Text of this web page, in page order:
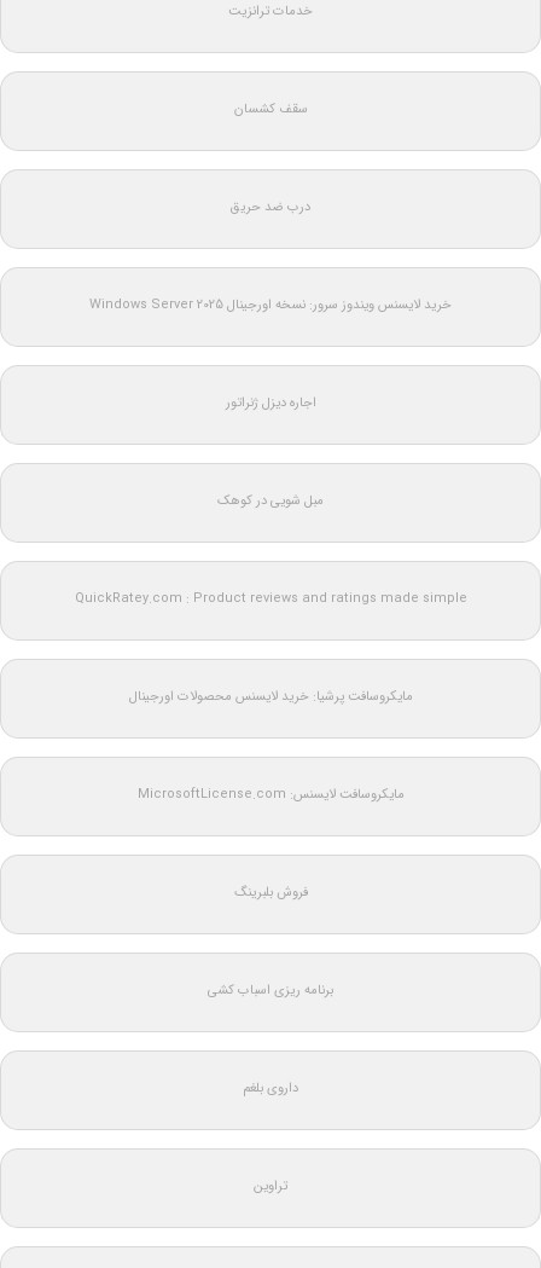
خدمات ترانزیت
سقف کشسان
درب ضد حریق
خرید لایسنس ویندوز سرور: نسخه اورجینال Windows Server 2025
اجاره دیزل ژنراتور
مبل شویی در کوهک
QuickRatey.com : Product reviews and ratings made simple
مایکروسافت پرشیا: خرید لایسنس محصولات اورجینال
مایکروسافت لایسنس: MicrosoftLicense.com
فروش بلبرینگ
برنامه ریزی اسباب کشی
داروی بلغم
تراوین